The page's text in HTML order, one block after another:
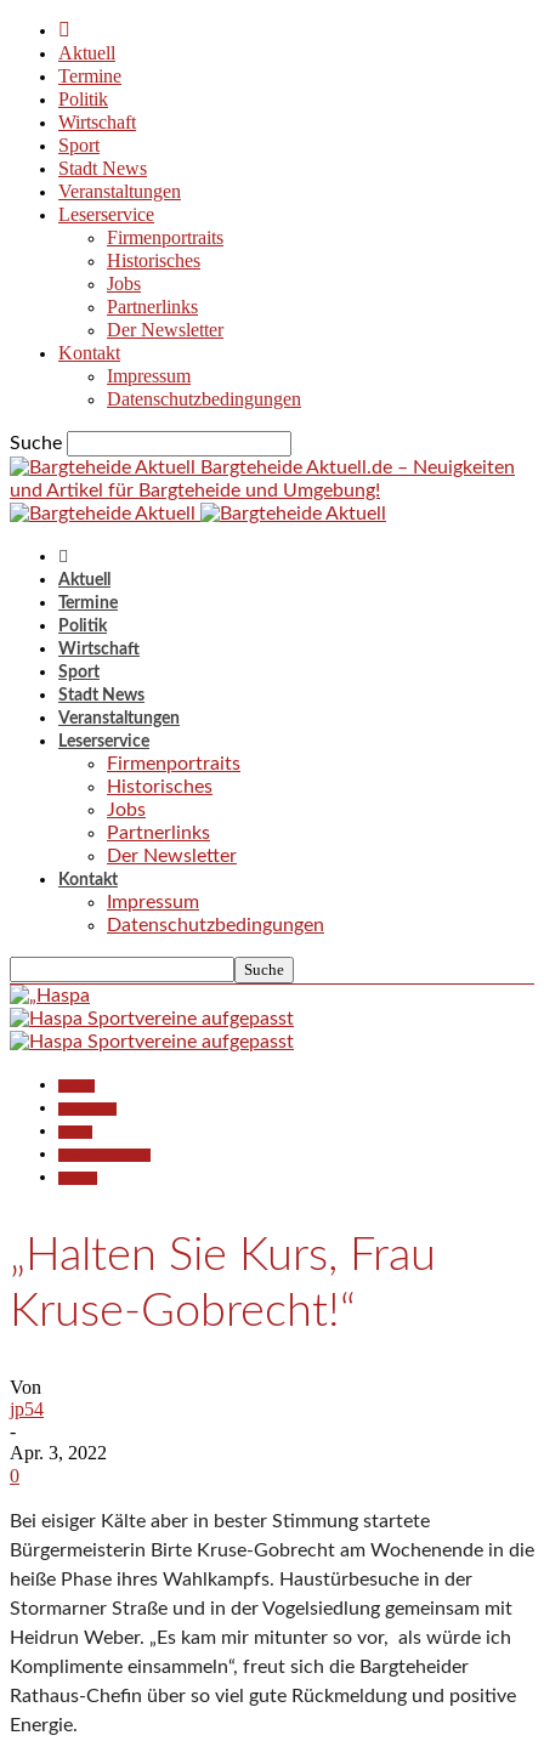
Aktuell
Termine
Politik
Wirtschaft
Sport
Stadt News
Veranstaltungen
Leserservice
Firmenportraits
Historisches
Jobs
Partnerlinks
Der Newsletter
Kontakt
Impressum
Datenschutzbedingungen
Suche
Bargteheide Aktuell.de – Neuigkeiten
und Artikel für Bargteheide und Umgebung!
Aktuell
Termine
Politik
Wirtschaft
Sport
Stadt News
Veranstaltungen
Leserservice
Firmenportraits
Historisches
Jobs
Partnerlinks
Der Newsletter
Kontakt
Impressum
Datenschutzbedingungen
„Halten Sie Kurs, Frau
Kruse-Gobrecht!“
Von
jp54
-
Apr. 3, 2022
0
Bei eisiger Kälte aber in bester Stimmung startete
Bürgermeisterin Birte Kruse-Gobrecht am Wochenende in die
heiße Phase ihres Wahlkampfs. Haustürbesuche in der
Stormarner Straße und in der Vogelsiedlung gemeinsam mit
Heidrun Weber. „Es kam mir mitunter so vor, als würde ich
Komplimente einsammeln“, freut sich die Bargteheider
Rathaus-Chefin über so viel gute Rückmeldung und positive
Energie.